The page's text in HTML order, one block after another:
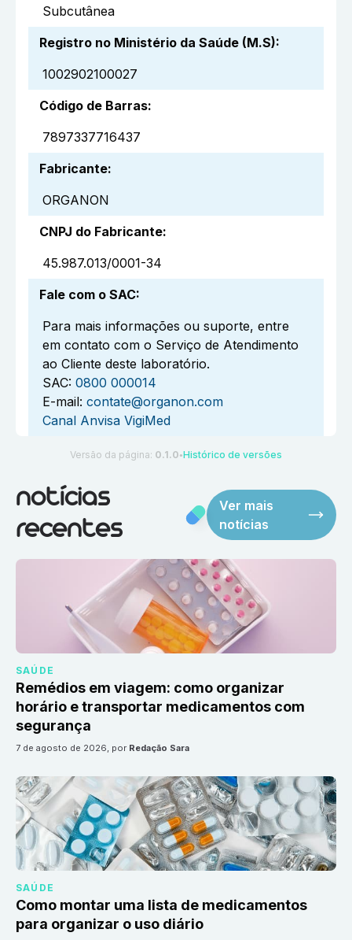
Subcutânea
Registro no Ministério da Saúde (M.S):
1002902100027
Código de Barras:
7897337716437
Fabricante:
ORGANON
CNPJ do Fabricante:
45.987.013/0001-34
Fale com o SAC:
Para mais informações ou suporte, entre
em contato com o Serviço de Atendimento
ao Cliente deste laboratório.
SAC: 0800 000014
E-mail: contate@organon.com
Canal Anvisa VigiMed
Versão da página: 0.1.0 ●Histórico de versões
notícias
recentes
Ver mais
notícias
SAÚDE
Remédios em viagem: como organizar
horário e transportar medicamentos com
segurança
7 de agosto de 2026, por Redação Sara
SAÚDE
Como montar uma lista de medicamentos
para organizar o uso diário